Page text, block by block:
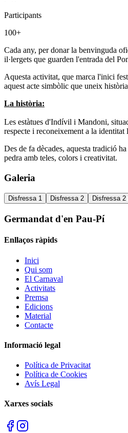
Participants
100+
Cada any, per donar la benvinguda
il·lergets que guarden l'entrada del
Aquesta activitat, que marca l'inici
aquest acte simbòlic que uneix
La història:
Les estàtues d'Indívil i Mandoni,
respecte i reconeixement a la
Des de fa dècades, aquesta tradició
pedra amb teles, colors i creativitat.
Galeria
Disfressa 1 Disfressa 2 Disfressa 2
Germandat d'en Pau-Pí
Enllaços ràpids
Inici
Qui som
El Carnaval
Activitats
Premsa
Edicions
Material
Contacte
Informació legal
Política de Privacitat
Política de Cookies
Avís Legal
Xarxes socials